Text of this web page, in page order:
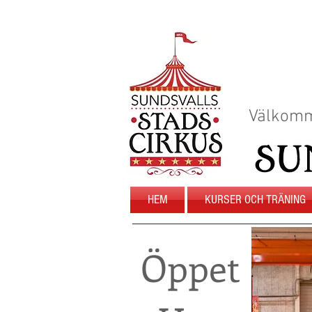
HEM KURSER OCH TRÄNING
Öppet